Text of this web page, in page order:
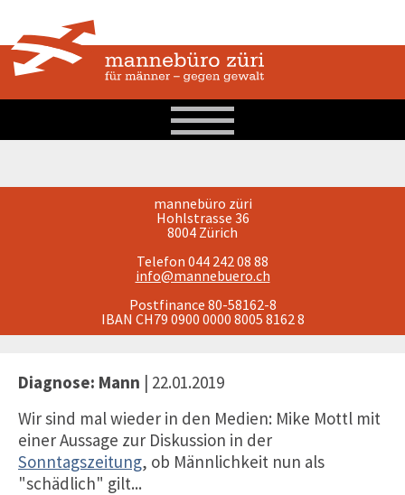
mannebüro züri
Hohlstrasse 36
8004 Zürich
Telefon 044 242 08 88
info@mannebuero.ch
Postfinance 80-58162-8
IBAN CH79 0900 0000 8005 8162 8
Diagnose: Mann | 22.01.2019
Wir sind mal wieder in den Medien: Mike Mottl mit
einer Aussage zur Diskussion in der
Sonntagszeitung, ob Männlichkeit nun als
"schädlich" gilt...